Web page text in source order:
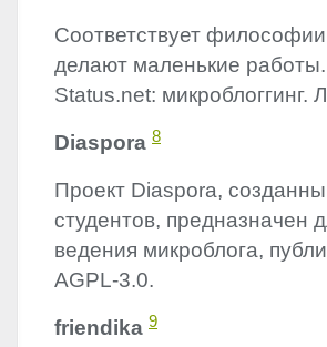
Соответствует
делают маленькие
Status.net: микроблоггинг.
Diaspora 8
Проект Diaspora,
студентов, предназначен
ведения микроблога,
AGPL-3.0.
friendika 9